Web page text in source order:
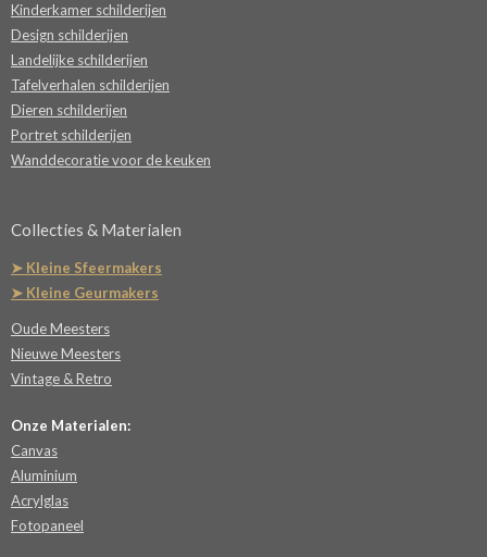
Kinderkamer schilderijen
Design schilderijen
Landelijke schilderijen
Tafelverhalen schilderijen
Dieren schilderijen
Portret schilderijen
Wanddecoratie voor de keuken
Collecties & Materialen
➤ Kleine Sfeermakers
➤ Kleine Geurmakers
Oude Meesters
Nieuwe Meesters
Vintage & Retro
Onze Materialen:
Canvas
Aluminium
Acrylglas
Fotopaneel